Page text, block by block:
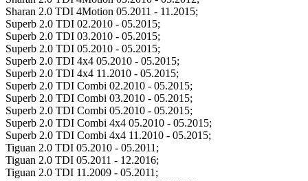
Sharan 2.0 TDI 4Motion 05.2011 - 11.2015;
Superb 2.0 TDI 02.2010 - 05.2015;
Superb 2.0 TDI 03.2010 - 05.2015;
Superb 2.0 TDI 05.2010 - 05.2015;
Superb 2.0 TDI 4x4 05.2010 - 05.2015;
Superb 2.0 TDI 4x4 11.2010 - 05.2015;
Superb 2.0 TDI Combi 02.2010 - 05.2015;
Superb 2.0 TDI Combi 03.2010 - 05.2015;
Superb 2.0 TDI Combi 05.2010 - 05.2015;
Superb 2.0 TDI Combi 4x4 05.2010 - 05.2015;
Superb 2.0 TDI Combi 4x4 11.2010 - 05.2015;
Tiguan 2.0 TDI 05.2010 - 05.2011;
Tiguan 2.0 TDI 05.2011 - 12.2016;
Tiguan 2.0 TDI 11.2009 - 05.2011;